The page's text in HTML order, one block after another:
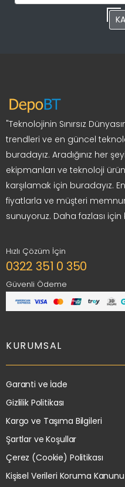
"Teknolojinin Sınırsız
trendleri ve en güncel
buradayız. Aradığınız her
ekipmanları ve teknoloji
karşılamak için buradayız.
fiyatlarla ve müşteri
sunuyoruz. Daha fazlası için
Hızlı Çözüm İçin
0322 351 0 350
Güvenli Ödeme
KURUMSAL
Garanti ve İade
Gizlilik Politikası
Kargo ve Taşıma Bilgileri
Şartlar ve Koşullar
Çerez (Cookie) Politikası
Kişisel Verileri Koruma Kanunu